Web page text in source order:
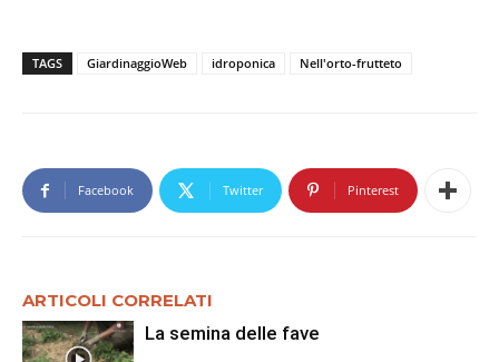
TAGS GiardinaggioWeb idroponica Nell'orto-frutteto
Facebook Twitter Pinterest
ARTICOLI CORRELATI
La semina delle fave